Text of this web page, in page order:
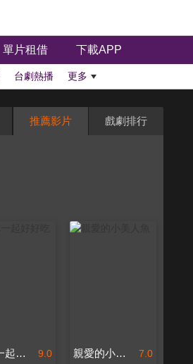
單片租借 下載APP
台劇熱播 更多
推薦影片 戲劇排行
9.0
陪你一起好好吃飯 7.0
親愛的小美人魚